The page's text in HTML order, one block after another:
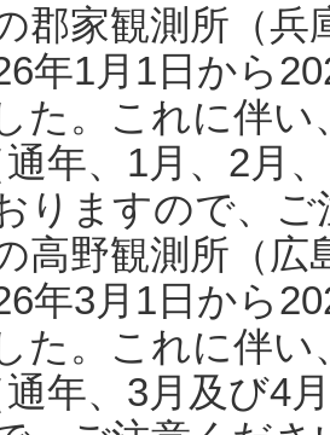
郡家観測所（
年1月1日から
た。これに伴い
年、1月、2月
りますので、
高野観測所（
年3月1日から
た。これに伴い
年、3月及び4